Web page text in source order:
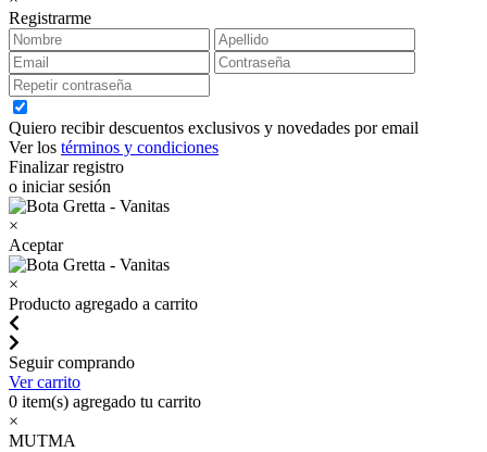
Registrarme
Quiero recibir descuentos exclusivos y novedades por email
Ver los términos y condiciones
Finalizar registro
o iniciar sesión
×
Aceptar
×
Producto agregado a carrito
Seguir comprando
Ver carrito
0 item(s) agregado tu carrito
×
MUTMA